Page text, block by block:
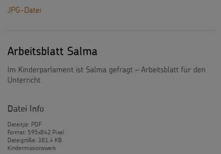
JPG-Datei
Arbeitsblatt Salma
Im Kinderparlament ist Salma gefragt – Arbeitsblatt für den
Unterricht
Datei Info
Dateityp: PDF
Format: 595x842 Pixel
Dateigröße: 381,4 KB
Kindermissionswerk